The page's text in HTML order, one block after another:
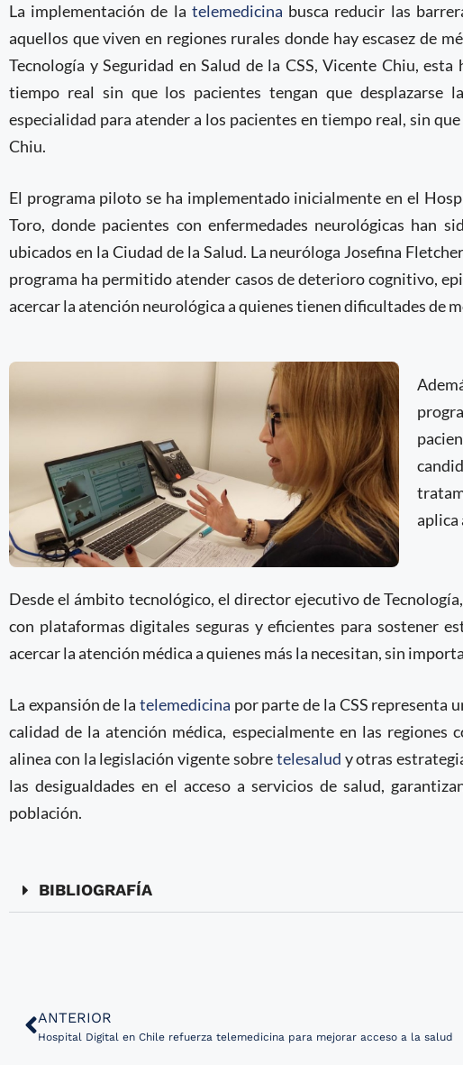
La implementación de la telemedicina busca reducir las
aquellos que viven en regiones rurales donde hay escasez de
Tecnología y Seguridad en Salud de la CSS, Vicente Chiu,
tiempo real sin que los pacientes tengan que desplazarse
especialidad para atender a los pacientes en tiempo real, sin
Chiu.
El programa piloto se ha implementado inicialmente en el
Toro, donde pacientes con enfermedades neurológicas han
ubicados en la Ciudad de la Salud. La neuróloga Josefina
programa ha permitido atender casos de deterioro cognitivo,
acercar la atención neurológica a quienes tienen dificultades de
aplica
Desde el ámbito tecnológico, el director ejecutivo de
con plataformas digitales seguras y eficientes para sostener
acercar la atención médica a quienes más la necesitan, sin
La expansión de la telemedicina por parte de la CSS representa
calidad de la atención médica, especialmente en las regiones
alinea con la legislación vigente sobretelesalud y otras
las desigualdades en el acceso a servicios de salud,
población.
BIBLIOGRAFÍA
ANTERIOR
Hospital Digital en Chile refuerza telemedicina para mejorar acceso a la salud